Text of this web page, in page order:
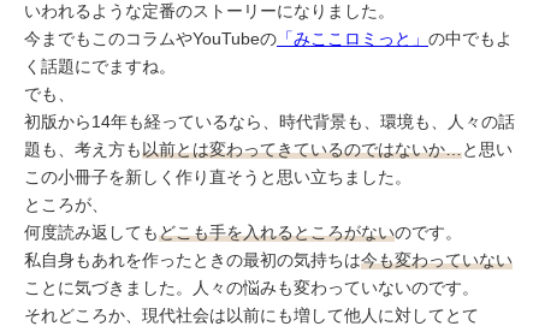
いわれるような定番のストーリーになりました。
今までもこのコラムやYouTubeの 「みここロミっと」 の中でもよ
く話題にでますね。
でも、
初版から14年も経っているなら、時代背景も、環境も、人々の話
題も、考え方も以前とは変わってきているのではないか…と思い
この小冊子を新しく作り直そうと思い立ちました。
ところが、
何度読み返してもどこも手を入れるところがないのです。
私自身もあれを作ったときの最初の気持ちは今も変わっていない
ことに気づきました。人々の悩みも変わっていないのです。
それどころか、現代社会は以前にも増して他人に対してとて